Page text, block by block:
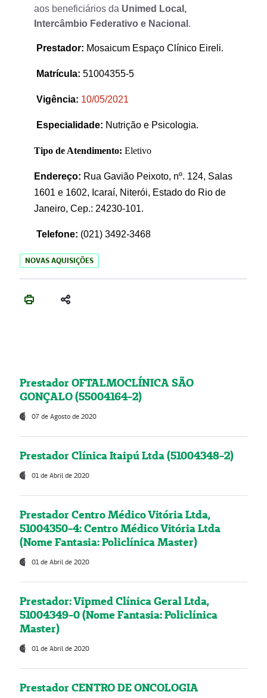
aos beneficiários da Unimed Local,
Intercâmbio Federativo e Nacional .
Prestador: Mosaicum Espaço Clínico Eireli.
Matrícula: 51004355-5
Vigência: 10/05/2021
Especialidade: Nutrição e Psicologia.
Tipo de Atendimento: Eletivo
Endereço: Rua Gavião Peixoto, nº. 124, Salas
1601 e 1602, Icaraí, Niterói, Estado do Rio de
Janeiro, Cep.: 24230-101.
Telefone: (021) 3492-3468
NOVAS AQUISIÇÕES
Prestador OFTALMOCLÍNICA SÃO
GONÇALO (55004164-2)
07 de Agosto de 2020
Prestador Clínica Itaipú Ltda (51004348-2)
01 de Abril de 2020
Prestador Centro Médico Vitória Ltda,
51004350-4: Centro Médico Vitória Ltda
(Nome Fantasia: Policlínica Master)
01 de Abril de 2020
Prestador: Vipmed Clínica Geral Ltda,
51004349-0 (Nome Fantasia: Policlínica
Master)
01 de Abril de 2020
Prestador CENTRO DE ONCOLOGIA